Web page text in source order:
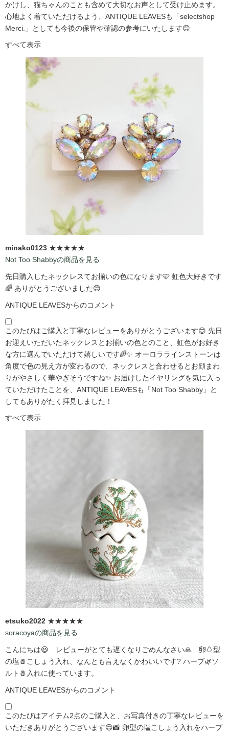
かけし、猫ちゃんのことも含めて大切なお声として受け止めます。
心地よく着ていただけるよう、ANTIQUE LEAVESも「selectshop
Merci.」としても今後の保管や確認の参考にいたします😊
すべて表示
minako0123 ★★★★★
Not Too Shabbyの商品を見る
先日購入したネックレスてお揃いの色になります🩵 虹色大好きです
🌈 ありがとうございました😊
ANTIQUE LEAVESからのコメント
このたびはご購入と丁寧なレビューをありがとうございます😊 先日
お迎えいただいたネックレスとお揃いの色とのこと、虹色がお好き
な方に選んでいただけて嬉しいです🌈✨ オーロララインストーンは
角度で色の見え方が変わるので、ネックレスと合わせるとお顔まわ
りがやさしく華やぎそうですね✨ お届けしたイヤリングを気に入っ
ていただけたことを、ANTIQUE LEAVESも「Not Too Shabby」と
してもありがたく拝見しました！
すべて表示
etsuko2022 ★★★★★
soracoyaの商品を見る
こんにちは😃 レビューがとても遅くなりごめんなさい🙏 卵🥚型
の塩🧂こしょう入れ、なんとも言えなくかわいいです?️ ハーブ🌿ソ
ルト🧂入れに使っています。
ANTIQUE LEAVESからのコメント
このたびはアイテム2点のご購入と、お写真付きの丁寧なレビューを
いただきありがとうございます😊📸 卵型の塩こしょう入れをハーブ